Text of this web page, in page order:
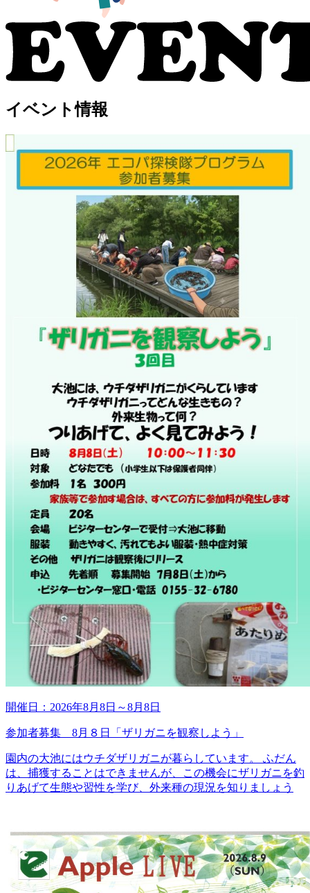
イベント情報
開催日： 2026年8月8日 ～8月8日
参加者募集 8月８日「ザリガニを観察しよう」
園内の大池にはウチダザリガニが暮らしています。 ふだん
は、捕獲することはできませんが、この機会にザリガニを釣
りあげて生態や習性を学び、外来種の現況を知りましょう